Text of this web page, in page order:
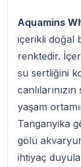
Aquamins
içerikli doğal
renktedir.
su sertliğini
yaşam
Tanganyika
gölü
ihtiyaç